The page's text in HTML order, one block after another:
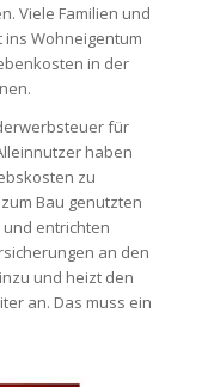
Viele Familien und
Wohneigentum
in der
für
haben
zu
Bau genutzten
entrichten
an den
und heizt den
an. Das muss ein